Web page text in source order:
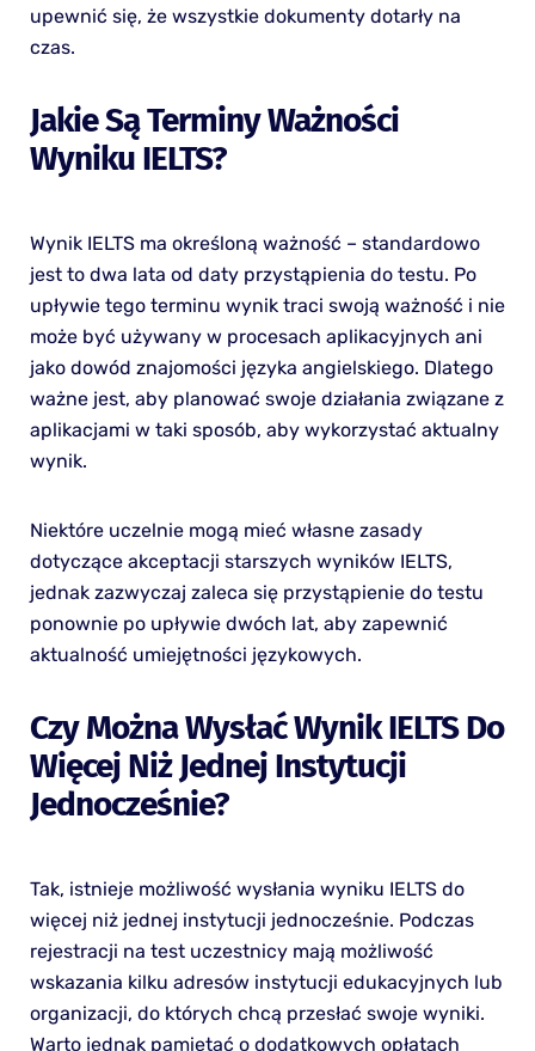
upewnić się, że wszystkie dokumenty dotarły na
czas.
Jakie Są Terminy Ważności
Wyniku IELTS?
Wynik IELTS ma określoną ważność – standardowo
jest to dwa lata od daty przystąpienia do testu. Po
upływie tego terminu wynik traci swoją ważność i nie
może być używany w procesach aplikacyjnych ani
jako dowód znajomości języka angielskiego. Dlatego
ważne jest, aby planować swoje działania związane z
aplikacjami w taki sposób, aby wykorzystać aktualny
wynik.
Niektóre uczelnie mogą mieć własne zasady
dotyczące akceptacji starszych wyników IELTS,
jednak zazwyczaj zaleca się przystąpienie do testu
ponownie po upływie dwóch lat, aby zapewnić
aktualność umiejętności językowych.
Czy Można Wysłać Wynik IELTS Do
Więcej Niż Jednej Instytucji
Jednocześnie?
Tak, istnieje możliwość wysłania wyniku IELTS do
więcej niż jednej instytucji jednocześnie. Podczas
rejestracji na test uczestnicy mają możliwość
wskazania kilku adresów instytucji edukacyjnych lub
organizacji, do których chcą przesłać swoje wyniki.
Warto jednak pamiętać o dodatkowych opłatach